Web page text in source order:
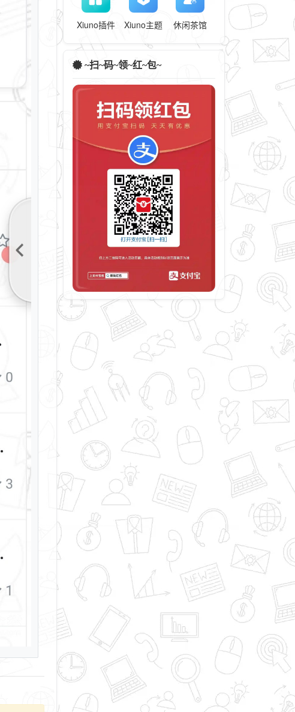
Xiuno插件 Xiuno主题 休闲茶馆
~扫~码~领~红~包~